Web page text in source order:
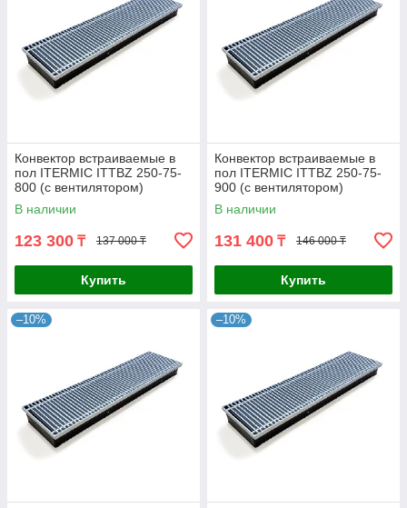
Конвектор встраиваемые в
пол ITERMIC ITTBZ 250-75-
800 (с вентилятором)
В наличии
123 300 ₸ 137 000 ₸
Купить
Конвектор встраиваемые в
пол ITERMIC ITTBZ 250-75-
900 (с вентилятором)
В наличии
131 400 ₸ 146 000 ₸
Купить
–10% –10%